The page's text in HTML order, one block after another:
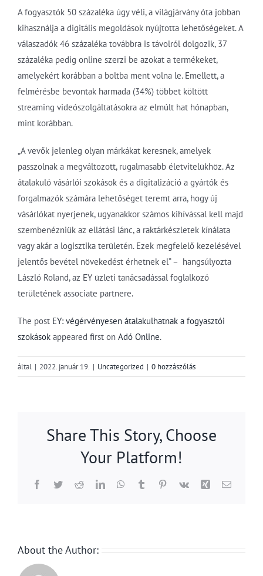
A fogyasztók 50 százaléka úgy véli, a világjárvány óta jobban
kihasználja a digitális megoldások nyújtotta lehetőségeket. A
válaszadók 46 százaléka továbbra is távolról dolgozik, 37
százaléka pedig online szerzi be azokat a termékeket,
amelyekért korábban a boltba ment volna le. Emellett, a
felmérésbe bevontak harmada (34%) többet költött
streaming videószolgáltatásokra az elmúlt hat hónapban,
mint korábban.
„A vevők jelenleg olyan márkákat keresnek, amelyek
passzolnak a megváltozott, rugalmasabb életvitelükhöz. Az
átalakuló vásárlói szokások és a digitalizáció a gyártók és
forgalmazók számára lehetőséget teremt arra, hogy új
vásárlókat nyerjenek, ugyanakkor számos kihívással kell majd
szembenézniük az ellátási lánc, a raktárkészletek kínálata
vagy akár a logisztika területén. Ezek megfelelő kezelésével
jelentős bevétel növekedést érhetnek el” – hangsúlyozta
László Roland, az EY üzleti tanácsadással foglalkozó
területének associate partnere.
The post EY: végérvényesen átalakulhatnak a fogyasztói
szokások appeared first on Adó Online.
által | 2022. január 19. | Uncategorized | 0 hozzászólás
Share This Story, Choose
Your Platform!
Facebook
TwitterRedditLinkedInWhatsApp
TumblrPinterest
Vk Xing Email:
About the Author: